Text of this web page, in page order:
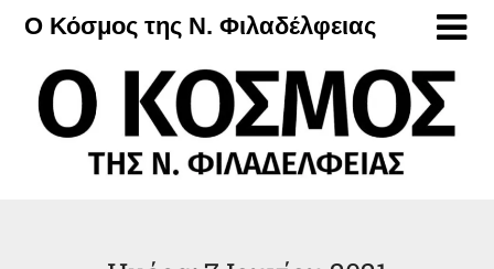
Μετάβαση
περιεχόμενο
Ο Κόσμος της Ν. Φιλαδέλφειας